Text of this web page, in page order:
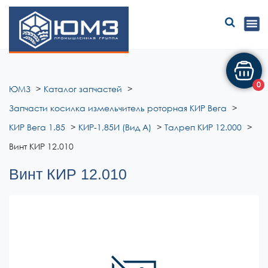
ЮМЗ
ЮМЗ
Каталог запчастей
Запчасти косилка измельчитель роторная КИР Вега
КИР Вега 1.85
КИР-1,85И (Вид А)
Талреп КИР 12.000
Винт КИР 12.010
Винт КИР 12.010
0